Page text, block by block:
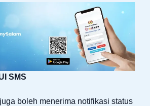
SMS
boleh menerima notifikasi status